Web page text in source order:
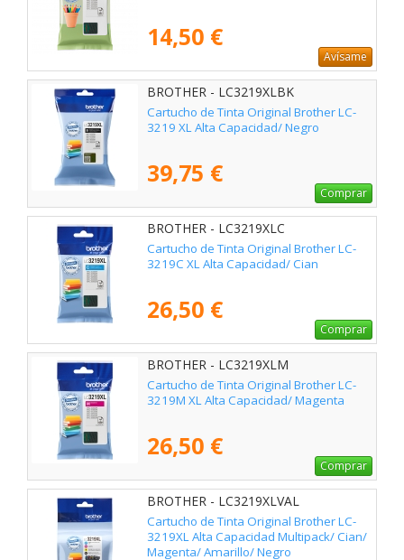
14,50 €
Avísame
BROTHER - LC3219XLBK
Cartucho de Tinta Original Brother LC-
3219 XL Alta Capacidad/ Negro
39,75 €
Comprar
BROTHER - LC3219XLC
Cartucho de Tinta Original Brother LC-
3219C XL Alta Capacidad/ Cian
26,50 €
Comprar
BROTHER - LC3219XLM
Cartucho de Tinta Original Brother LC-
3219M XL Alta Capacidad/ Magenta
26,50 €
Comprar
BROTHER - LC3219XLVAL
Cartucho de Tinta Original Brother LC-
3219XL Alta Capacidad Multipack/ Cian/
Magenta/ Amarillo/ Negro